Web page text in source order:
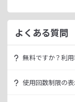
よくある質問
無料ですか？利
いきなり課金され
使用回数制限の